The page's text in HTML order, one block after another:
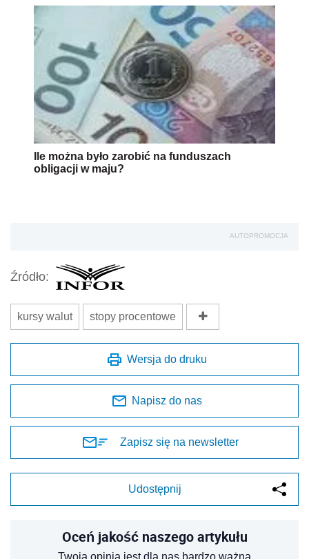
Ile można było zarobić na funduszach
obligacji w maju?
AUTOPROMOCJA
Źródło:
kursy walut stopy procentowe
Wersja do druku
Napisz do nas
Zapisz się na newsletter
Udostępnij
Oceń jakość naszego artykułu
Twoja opinia jest dla nas bardzo ważna